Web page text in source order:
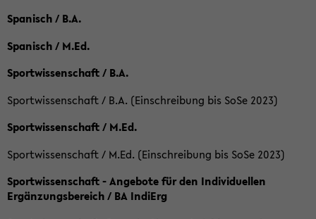
Spanisch / B.A.
Spanisch / M.Ed.
Sportwissenschaft / B.A.
Sportwissenschaft / B.A. (Einschreibung bis SoSe 2023)
Sportwissenschaft / M.Ed.
Sportwissenschaft / M.Ed. (Einschreibung bis SoSe 2023)
Sportwissenschaft - Angebote für den Individuellen
Ergänzungsbereich / BA IndiErg